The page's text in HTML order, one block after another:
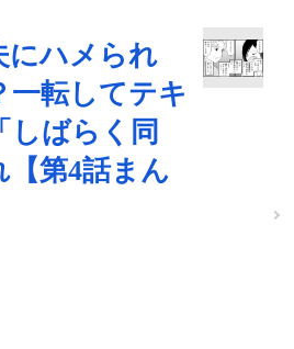
にハメられ
一転してテキ
しばらく同
【第4話まん